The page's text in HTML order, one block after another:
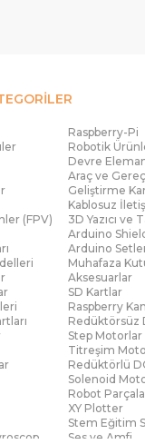
Raspberry-Pi
Robotik
Devre
Araç ve
Geliştirme
Kablosuz
(FPV)
3D Yazıcı ve
Arduino
Arduino
Muhafaza
Aksesuarlar
SD Kartlar
Raspberry
Redüktörsüz
Step Motorlar
Titreşim
Redüktörlü
Solenoid
Robot
XY Plotter
Stem Eğitim
Ses ve Amfi